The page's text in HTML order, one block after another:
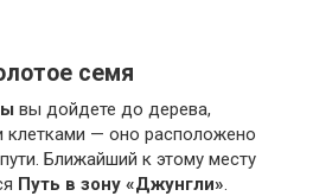
семя
ы вы дойдете до дерева,
клетками — оно расположено
Ближайший к этому месту
Путь в зону «Джунгли»